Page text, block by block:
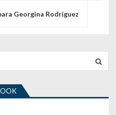
Georgina Rodríguez